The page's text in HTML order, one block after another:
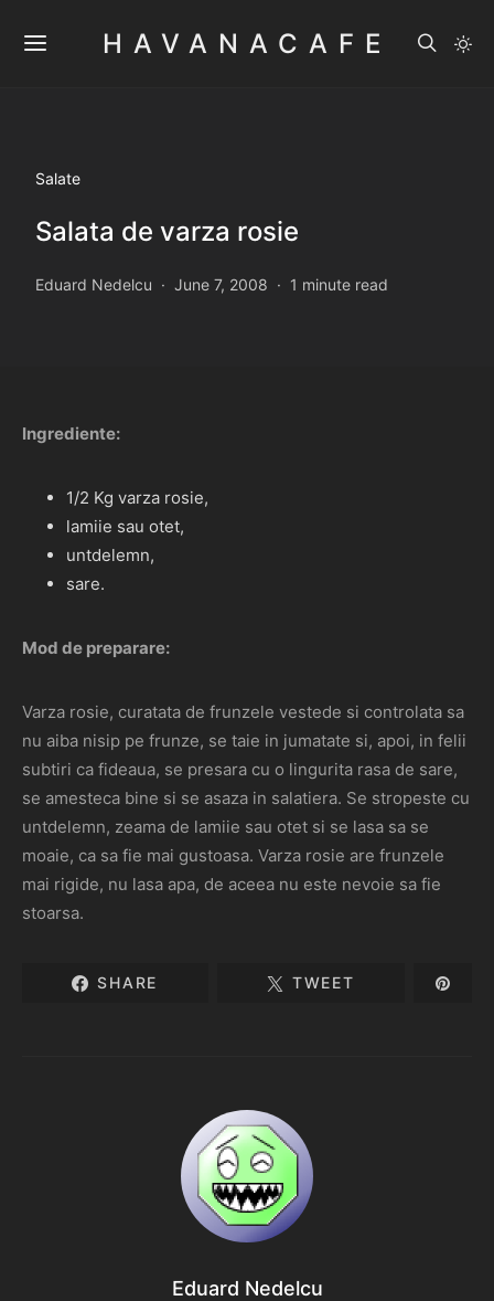
HAVANACAFE
Salate
Salata de varza rosie
Eduard Nedelcu June 7, 2008 1 minute read
Ingrediente:
1/2 Kg varza rosie,
lamiie sau otet,
untdelemn,
sare.
Mod de preparare:
Varza rosie, curatata de frunzele vestede si controlata sa
nu aiba nisip pe frunze, se taie in jumatate si, apoi, in felii
subtiri ca fideaua, se presara cu o lingurita rasa de sare,
se amesteca bine si se asaza in salatiera. Se stropeste cu
untdelemn, zeama de lamiie sau otet si se lasa sa se
moaie, ca sa fie mai gustoasa. Varza rosie are frunzele
mai rigide, nu lasa apa, de aceea nu este nevoie sa fie
stoarsa.
SHARE TWEET
Eduard Nedelcu